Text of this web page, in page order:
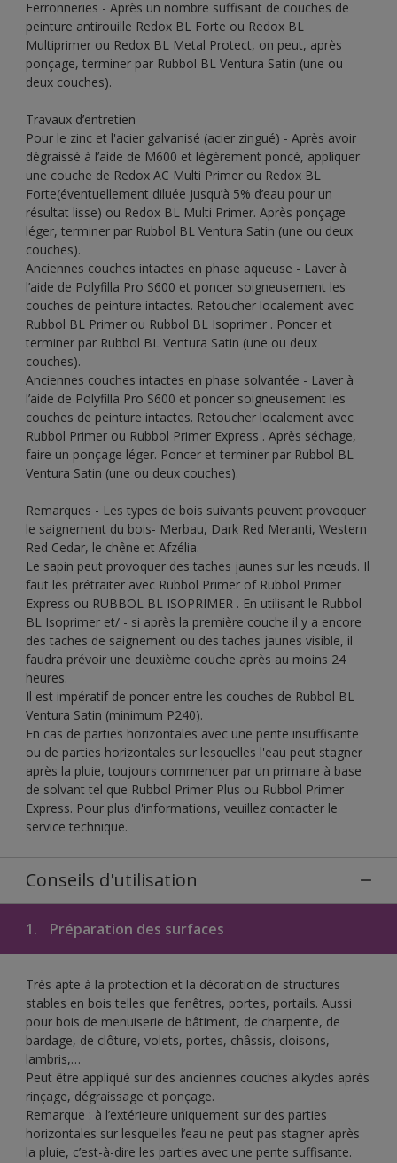
Ferronneries - Après un nombre suffisant de couches de
peinture antirouille Redox BL Forte ou Redox BL
Multiprimer ou Redox BL Metal Protect, on peut, après
ponçage, terminer par Rubbol BL Ventura Satin (une ou
deux couches).
Travaux d’entretien
Pour le zinc et l'acier galvanisé (acier zingué) - Après avoir
dégraissé à l’aide de M600 et légèrement poncé, appliquer
une couche de Redox AC Multi Primer ou Redox BL
Forte(éventuellement diluée jusqu’à 5% d’eau pour un
résultat lisse) ou Redox BL Multi Primer. Après ponçage
léger, terminer par Rubbol BL Ventura Satin (une ou deux
couches).
Anciennes couches intactes en phase aqueuse - Laver à
l’aide de Polyfilla Pro S600 et poncer soigneusement les
couches de peinture intactes. Retoucher localement avec
Rubbol BL Primer ou Rubbol BL Isoprimer . Poncer et
terminer par Rubbol BL Ventura Satin (une ou deux
couches).
Anciennes couches intactes en phase solvantée - Laver à
l’aide de Polyfilla Pro S600 et poncer soigneusement les
couches de peinture intactes. Retoucher localement avec
Rubbol Primer ou Rubbol Primer Express . Après séchage,
faire un ponçage léger. Poncer et terminer par Rubbol BL
Ventura Satin (une ou deux couches).
Remarques - Les types de bois suivants peuvent provoquer
le saignement du bois- Merbau, Dark Red Meranti, Western
Red Cedar, le chêne et Afzélia.
Le sapin peut provoquer des taches jaunes sur les nœuds. Il
faut les prétraiter avec Rubbol Primer of Rubbol Primer
Express ou RUBBOL BL ISOPRIMER . En utilisant le Rubbol
BL Isoprimer et/ - si après la première couche il y a encore
des taches de saignement ou des taches jaunes visible, il
faudra prévoir une deuxième couche après au moins 24
heures.
Il est impératif de poncer entre les couches de Rubbol BL
Ventura Satin (minimum P240).
En cas de parties horizontales avec une pente insuffisante
ou de parties horizontales sur lesquelles l'eau peut stagner
après la pluie, toujours commencer par un primaire à base
de solvant tel que Rubbol Primer Plus ou Rubbol Primer
Express. Pour plus d'informations, veuillez contacter le
service technique.
Conseils d'utilisation
1. Préparation des surfaces
Très apte à la protection et la décoration de structures
stables en bois telles que fenêtres, portes, portails. Aussi
pour bois de menuiserie de bâtiment, de charpente, de
bardage, de clôture, volets, portes, châssis, cloisons,
lambris,…
Peut être appliqué sur des anciennes couches alkydes après
rinçage, dégraissage et ponçage.
Remarque : à l’extérieure uniquement sur des parties
horizontales sur lesquelles l’eau ne peut pas stagner après
la pluie, c’est-à-dire les parties avec une pente suffisante.